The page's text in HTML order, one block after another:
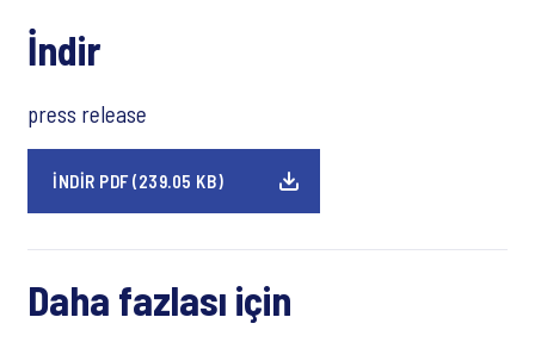
İndir
press release
İNDIR PDF (239.05 KB)
Daha fazlası için